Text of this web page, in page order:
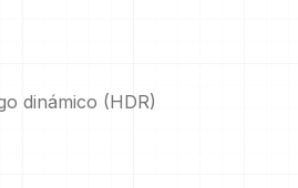
dinámico (HDR)